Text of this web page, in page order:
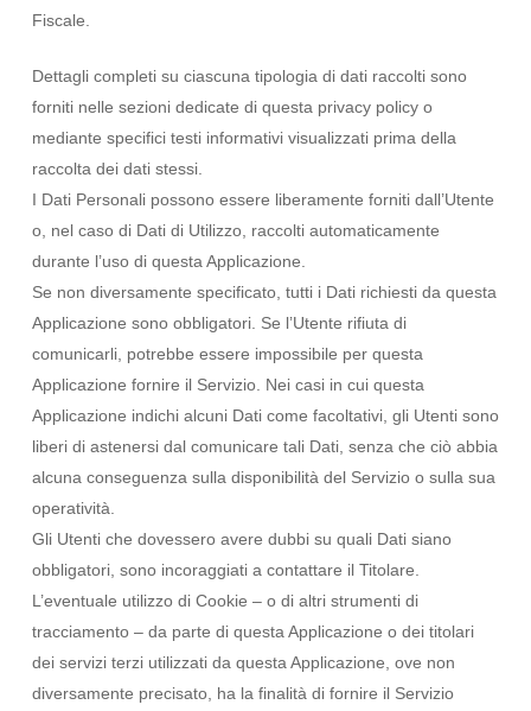
Fiscale.
Dettagli completi su ciascuna tipologia di dati raccolti sono
forniti nelle sezioni dedicate di questa privacy policy o
mediante specifici testi informativi visualizzati prima della
raccolta dei dati stessi.
I Dati Personali possono essere liberamente forniti dall’Utente
o, nel caso di Dati di Utilizzo, raccolti automaticamente
durante l’uso di questa Applicazione.
Se non diversamente specificato, tutti i Dati richiesti da questa
Applicazione sono obbligatori. Se l’Utente rifiuta di
comunicarli, potrebbe essere impossibile per questa
Applicazione fornire il Servizio. Nei casi in cui questa
Applicazione indichi alcuni Dati come facoltativi, gli Utenti sono
liberi di astenersi dal comunicare tali Dati, senza che ciò abbia
alcuna conseguenza sulla disponibilità del Servizio o sulla sua
operatività.
Gli Utenti che dovessero avere dubbi su quali Dati siano
obbligatori, sono incoraggiati a contattare il Titolare.
L’eventuale utilizzo di Cookie – o di altri strumenti di
tracciamento – da parte di questa Applicazione o dei titolari
dei servizi terzi utilizzati da questa Applicazione, ove non
diversamente precisato, ha la finalità di fornire il Servizio